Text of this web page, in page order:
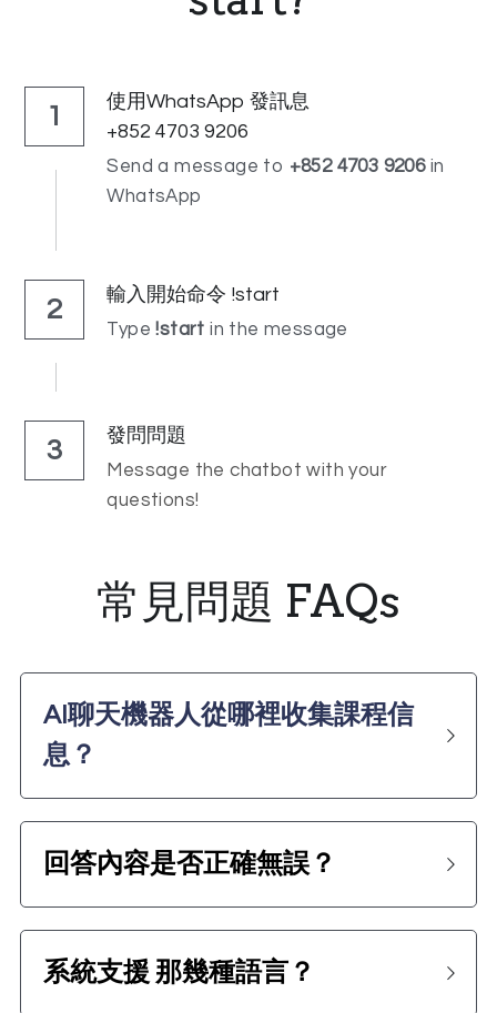
1
使用WhatsApp 發訊息
+852 4703 9206
Send a message to +852 4703 9206 in
WhatsApp
2 輸入開始命令 !start
Type !start in the message
3 發問問題
Message the chatbot with your
questions!
常見問題 FAQs
AI聊天機器人從哪裡收集課程信
息？
回答內容是否正確無誤？
系統支援 那幾種語言？